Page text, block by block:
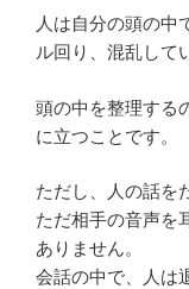
人は自分の頭の中
ル回り、混乱して
頭の中を整理する
に立つことです。
ただし、人の話を
ただ相手の音声を
ありません。
会話の中で、人は